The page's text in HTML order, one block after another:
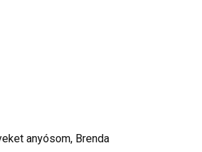
anyósom, Brenda